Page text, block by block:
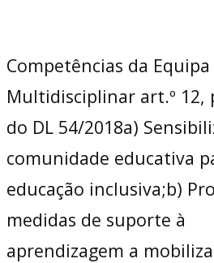
Competências da Equipa
Multidisciplinar art.º 12,
do DL 54/2018a)
comunidade educativa
educação inclusiva;b)
medidas de suporte à
aprendizagem a